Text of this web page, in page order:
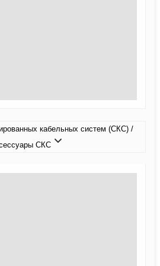
кабельных систем (СКС) /
СКС